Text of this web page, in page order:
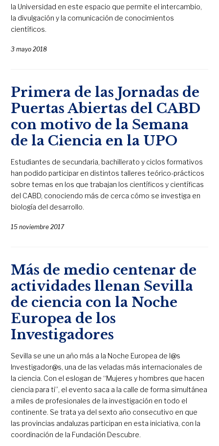
la Universidad en este espacio que permite el intercambio,
la divulgación y la comunicación de conocimientos
científicos.
3 mayo 2018
Primera de las Jornadas de
Puertas Abiertas del CABD
con motivo de la Semana
de la Ciencia en la UPO
Estudiantes de secundaria, bachillerato y ciclos formativos
han podido participar en distintos talleres teórico-prácticos
sobre temas en los que trabajan los científicos y científicas
del CABD, conociendo más de cerca cómo se investiga en
biología del desarrollo.
15 noviembre 2017
Más de medio centenar de
actividades llenan Sevilla
de ciencia con la Noche
Europea de los
Investigadores
Sevilla se une un año más a la Noche Europea de l@s
Investigador@s, una de las veladas más internacionales de
la ciencia. Con el eslogan de “Mujeres y hombres que hacen
ciencia para ti”, el evento saca a la calle de forma simultánea
a miles de profesionales de la investigación en todo el
continente. Se trata ya del sexto año consecutivo en que
las provincias andaluzas participan en esta iniciativa, con la
coordinación de la Fundación Descubre.